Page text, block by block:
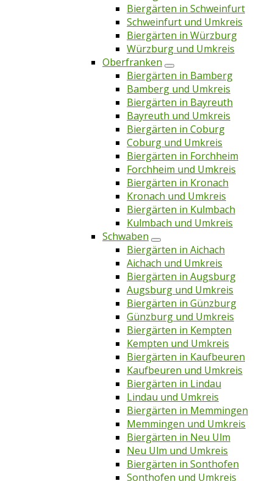
Biergärten in Schweinfurt
Schweinfurt und Umkreis
Biergärten in Würzburg
Würzburg und Umkreis
Oberfranken
Biergärten in Bamberg
Bamberg und Umkreis
Biergärten in Bayreuth
Bayreuth und Umkreis
Biergärten in Coburg
Coburg und Umkreis
Biergärten in Forchheim
Forchheim und Umkreis
Biergärten in Kronach
Kronach und Umkreis
Biergärten in Kulmbach
Kulmbach und Umkreis
Schwaben
Biergärten in Aichach
Aichach und Umkreis
Biergärten in Augsburg
Augsburg und Umkreis
Biergärten in Günzburg
Günzburg und Umkreis
Biergärten in Kempten
Kempten und Umkreis
Biergärten in Kaufbeuren
Kaufbeuren und Umkreis
Biergärten in Lindau
Lindau und Umkreis
Biergärten in Memmingen
Memmingen und Umkreis
Biergärten in Neu Ulm
Neu Ulm und Umkreis
Biergärten in Sonthofen
Sonthofen und Umkreis